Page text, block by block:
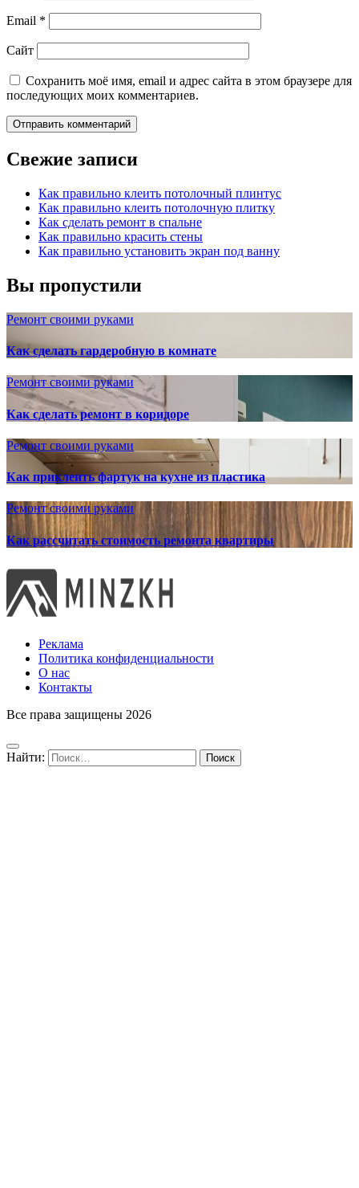
Email *
Сайт
Сохранить моё имя, email и адрес сайта в этом браузере для
последующих моих комментариев.
Свежие записи
Как правильно клеить потолочный плинтус
Как правильно клеить потолочную плитку
Как сделать ремонт в спальне
Как правильно красить стены
Как правильно установить экран под ванну
Вы пропустили
Ремонт своими руками
Как сделать гардеробную в комнате
Ремонт своими руками
Как сделать ремонт в коридоре
Ремонт своими руками
Как приклеить фартук на кухне из пластика
Ремонт своими руками
Как рассчитать стоимость ремонта квартиры
Реклама
Политика конфиденциальности
О нас
Контакты
Все права защищены 2026
Найти: